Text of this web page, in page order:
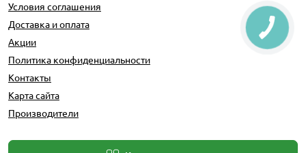
Условия соглашения
Доставка и оплата
Акции
Политика конфиденциальности
Контакты
Карта сайта
Производители